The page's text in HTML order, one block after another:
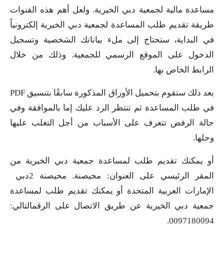
مساعدة مالية لجمعية دبي الخيرية. ولعل أهم هذه القنوات
طريقة تقديم طلب المساعدة لجمعية دبي الخيرية إلكترونياً
في البداية، ستحتاج إلى ملء بياناتك الشخصية وتسجيل
الدخول على الموقع الرسمي للجمعية. وذلك من خلال
الرابط الخاص بها.
بعد ذلك ستقوم بتحميل الأوراق المذكورة سابقًا بتنسيق PDF
في طلب المساعدة ثم تنتظر الرد عليك إما بالموافقة وفي
حالة الرفض تتعرف على الأسباب من أجل التغلب عليها
وحلها.
أو يمكنك تقديم طلب لمساعدة جمعية دبي الخيرية من
المقر الرئيسي على العنوان: محيصنة. محيصنة 2دبي
الإمارات العربية المتحدة أو يمكنك تقديم طلب لمساعدة
جمعية دبي الخيرية عن طريق الاتصال على الرقمالتالي:
0097180094.